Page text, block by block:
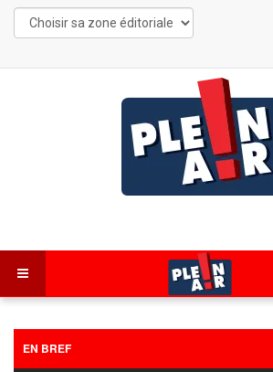
EN BREF